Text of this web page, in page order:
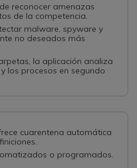
reconocer amenazas
de la competencia.
malware, spyware y
no deseados más
la aplicación analiza
los procesos en segundo
cuarentena automática
o programados.